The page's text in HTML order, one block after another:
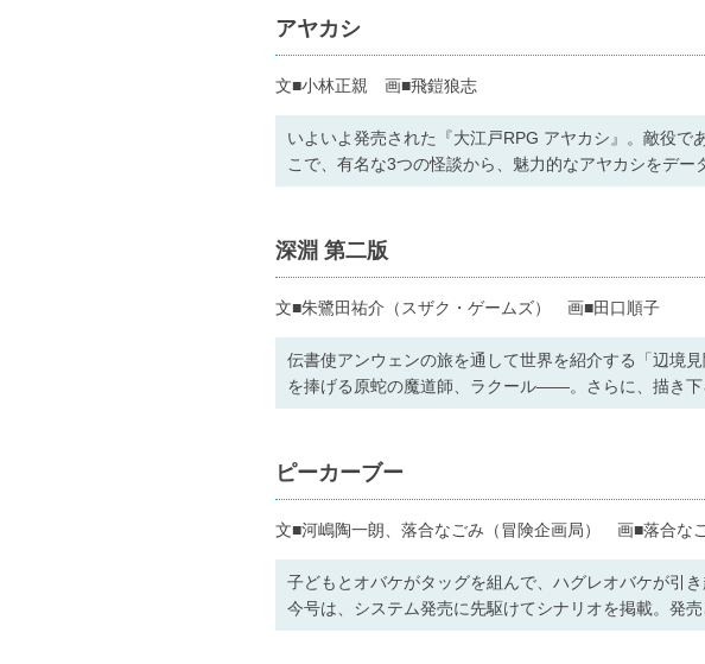
アヤカシ
文■小林正親 画■飛鎧狼志
いよいよ発売された『大江戸RPG アヤカシ』。敵役
こで、有名な3つの怪談から、魅力的なアヤカシをデ
深淵 第二版
文■朱鷺田祐介（スザク・ゲームズ） 画■田口順子
伝書使アンウェンの旅を通して世界を紹介する「辺境
を捧げる原蛇の魔道師、ラクール――。さらに、描き下
ピーカーブー
文■河嶋陶一朗、落合なごみ（冒険企画局） 画■落合な
子どもとオバケがタッグを組んで、ハグレオバケが引
今号は、システム発売に先駆けてシナリオを掲載。発